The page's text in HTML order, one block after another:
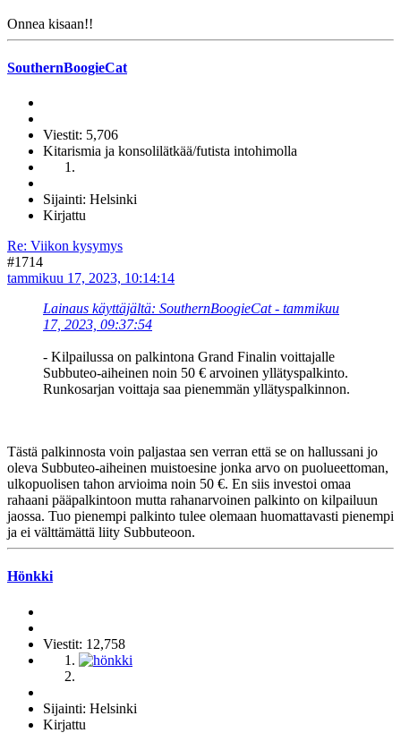
Onnea kisaan!!
SouthernBoogieCat
Viestit: 5,706
Kitarismia ja konsolilätkää/futista intohimolla
Sijainti: Helsinki
Kirjattu
Re: Viikon kysymys
#1714
tammikuu 17, 2023, 10:14:14
Lainaus käyttäjältä: SouthernBoogieCat - tammikuu
17, 2023, 09:37:54
- Kilpailussa on palkintona Grand Finalin voittajalle
Subbuteo-aiheinen noin 50 € arvoinen yllätyspalkinto.
Runkosarjan voittaja saa pienemmän yllätyspalkinnon.
Tästä palkinnosta voin paljastaa sen verran että se on hallussani jo
oleva Subbuteo-aiheinen muistoesine jonka arvo on puolueettoman,
ulkopuolisen tahon arvioima noin 50 €. En siis investoi omaa
rahaani pääpalkintoon mutta rahanarvoinen palkinto on kilpailuun
jaossa. Tuo pienempi palkinto tulee olemaan huomattavasti pienempi
ja ei välttämättä liity Subbuteoon.
Hönkki
Viestit: 12,758
Sijainti: Helsinki
Kirjattu